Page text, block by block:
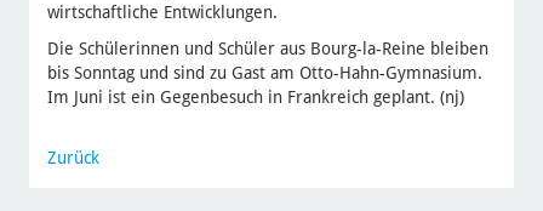
wirtschaftliche Entwicklungen.
Die Schülerinnen und Schüler aus Bourg-la-Reine bleiben
bis Sonntag und sind zu Gast am Otto-Hahn-Gymnasium.
Im Juni ist ein Gegenbesuch in Frankreich geplant. (nj)
Zurück